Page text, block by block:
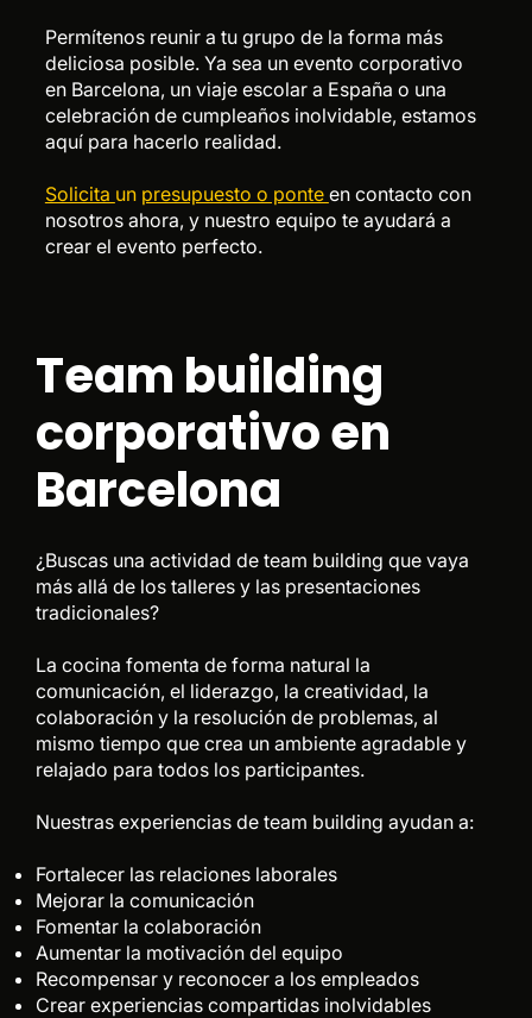
Permítenos reunir a tu grupo de la forma más
deliciosa posible. Ya sea un evento corporativo
en Barcelona, un viaje escolar a España o una
celebración de cumpleaños inolvidable, estamos
aquí para hacerlo realidad.
Solicita un presupuesto o ponte en contacto con
nosotros ahora, y nuestro equipo te ayudará a
crear el evento perfecto.
Team building
corporativo en
Barcelona
¿Buscas una actividad de team building que vaya
más allá de los talleres y las presentaciones
tradicionales?
La cocina fomenta de forma natural la
comunicación, el liderazgo, la creatividad, la
colaboración y la resolución de problemas, al
mismo tiempo que crea un ambiente agradable y
relajado para todos los participantes.
Nuestras experiencias de team building ayudan a:
Fortalecer las relaciones laborales
Mejorar la comunicación
Fomentar la colaboración
Aumentar la motivación del equipo
Recompensar y reconocer a los empleados
Crear experiencias compartidas inolvidables